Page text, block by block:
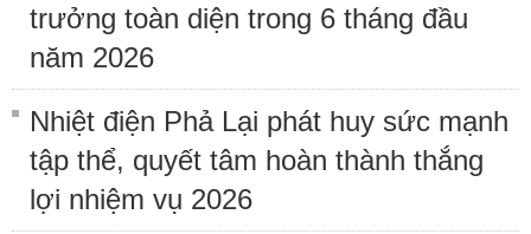
trưởng toàn diện trong 6 tháng đầu
năm 2026
Nhiệt điện Phả Lại phát huy sức mạnh
tập thể, quyết tâm hoàn thành thắng
lợi nhiệm vụ 2026